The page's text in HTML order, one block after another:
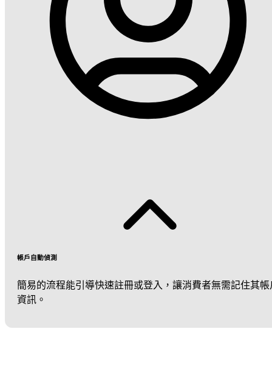
帳戶自動偵測
簡易的流程能引導快速註冊或登入，讓消費者無需記住其帳
資訊。